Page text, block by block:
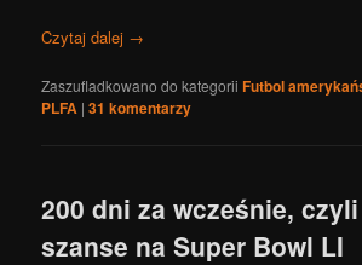
Czytaj dalej →
Zaszufladkowano do kategorii Futbol
PLFA |31 komentarzy
200 dni za wcześnie, czyli
szanse na Super Bowl LI